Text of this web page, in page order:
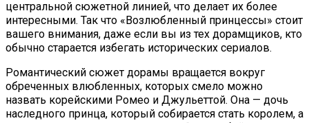
центральной сюжетной линией, что делает их более
интересными. Так что «Возлюбленный принцессы» стоит
вашего внимания, даже если вы из тех дорамщиков, кто
обычно старается избегать исторических сериалов.
Романтический сюжет дорамы вращается вокруг
обреченных влюбленных, которых смело можно
назвать корейскими Ромео и Джульеттой. Она — дочь
наследного принца, который собирается стать королем, а